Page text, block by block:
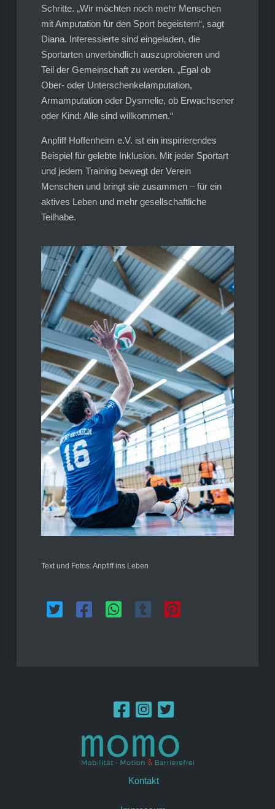
Schritte. „Wir möchten noch mehr Menschen
mit Amputation für den Sport begeistern“, sagt
Diana. Interessierte sind eingeladen, die
Sportarten unverbindlich auszuprobieren und
Teil der Gemeinschaft zu werden. „Egal ob
Ober- oder Unterschenkelamputation,
Armamputation oder Dysmelie, ob Erwachsener
oder Kind: Alle sind willkommen.“
Anpfiff Hoffenheim e.V. ist ein inspirierendes
Beispiel für gelebte Inklusion. Mit jeder Sportart
und jedem Training bewegt der Verein
Menschen und bringt sie zusammen – für ein
aktives Leben und mehr gesellschaftliche
Teilhabe.
Text und Fotos: Anpfiff ins Leben
Kontakt